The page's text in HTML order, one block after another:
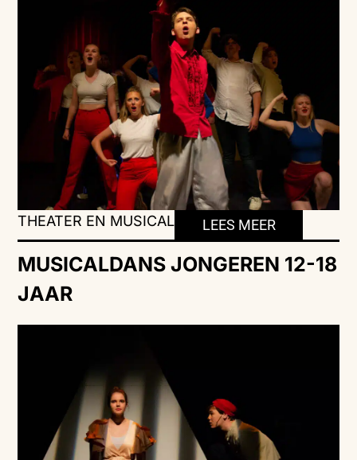
THEATER EN MUSICAL LEES MEER
MUSICALDANS JONGEREN 12-18
JAAR